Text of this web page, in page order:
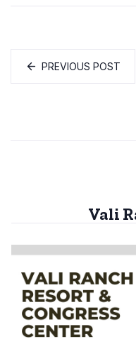
PREVIOUS POST
Vali